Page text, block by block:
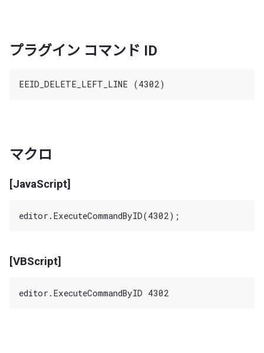
プラグイン コマンド ID
マクロ
[JavaScript]
[VBScript]